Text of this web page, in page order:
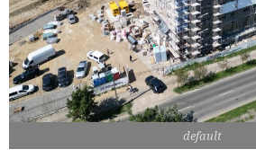
default